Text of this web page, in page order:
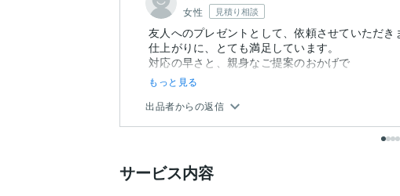
女性 見積り相談
友人へのプレゼントとして、依頼させていただき
仕上がりに、とても満足しています。
対応の早さと、親身なご提案のおかげで
もっと見る
出品者からの返信
サービス内容